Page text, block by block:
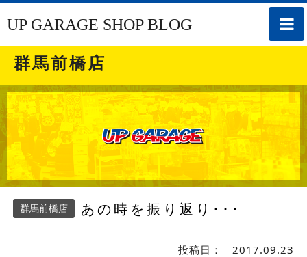
toggle
UP GARAGE SHOP BLOG
群馬前橋店
群馬前橋店 あの時を振り返り･･･
投稿日： 2017.09.23